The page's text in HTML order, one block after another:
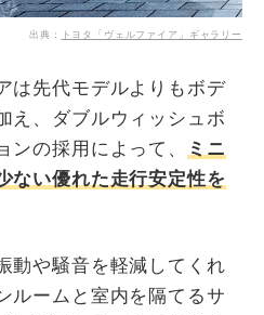
出典： トヨタ「ヴェルファイア」ギャラリー
は先代モデルよりもボデ
え、ダブルウィッシュボ
ンの採用によって、
ミニ
ない優れた走行安定性を
動や騒音を軽減してくれ
ルームと室内を隔てるサ